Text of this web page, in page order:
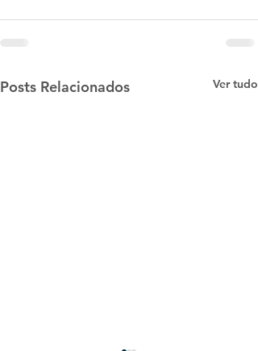
Posts Relacionados Ver tudo